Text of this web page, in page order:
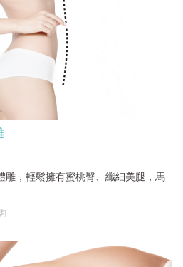
雕，輕鬆擁有蜜桃臀、纖細美腿，馬